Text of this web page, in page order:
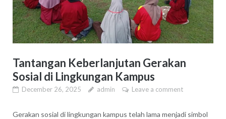
Tantangan Keberlanjutan Gerakan
Sosial di Lingkungan Kampus
December 26, 2025 admin Leave a comment
Gerakan sosial di lingkungan kampus telah lama menjadi simbol